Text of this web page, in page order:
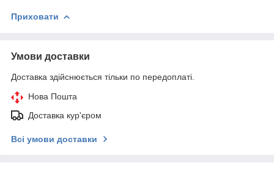
Приховати
Умови доставки
Доставка здійснюється тільки по передоплаті.
Нова Пошта
Доставка кур'єром
Всі умови доставки